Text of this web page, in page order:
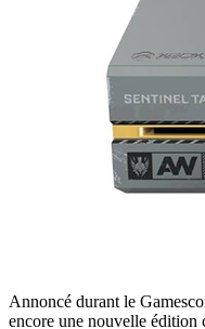
Annoncé durant le
encore une nouvelle